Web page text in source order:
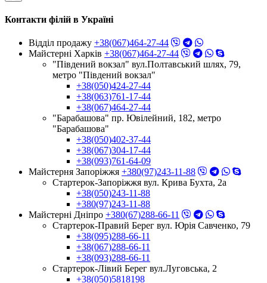
Контакти філій в Україні
Відділ продажу +38(067)464-27-44
Майстерні Харків +38(067)464-27-44
"Південий вокзал" вул.Полтавський шлях, 79,
метро "Південий вокзал"
+38(050)424-27-44
+38(063)761-17-44
+38(067)464-27-44
"Барабашова" пр. Ювілейний, 182, метро
"Барабашова"
+38(050)402-37-44
+38(067)304-17-44
+38(093)761-64-09
Майстерня Запоріжжя +380(97)243-11-88
Стартерок-Запоріжжя вул. Крива Бухта, 2а
+38(050)243-11-88
+380(97)243-11-88
Майстерні Днiпро +380(67)288-66-11
Стартерок-Правий Берег вул. Юрія Савченко, 79
+38(095)288-66-11
+38(067)288-66-11
+38(093)288-66-11
Стартерок-Лівий Берег вул.Луговська, 2
+38(050)5818198